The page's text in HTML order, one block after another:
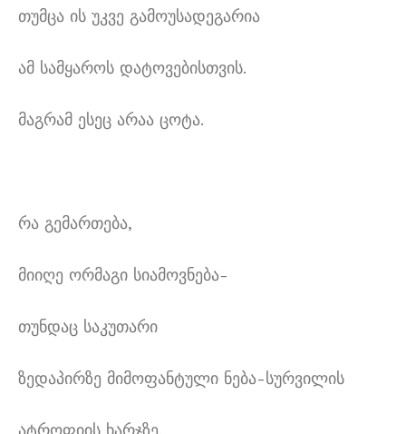
თუმცა ის უკვე გამოუსადეგარია
ამ სამყაროს დატოვებისთვის.
მაგრამ ესეც არაა ცოტა.
რა გემართება,
მიიღე ორმაგი სიამოვნება-
თუნდაც საკუთარი
ზედაპირზე მიმოფანტული ნება-სურვილის
ატროფიის ხარჯზე.